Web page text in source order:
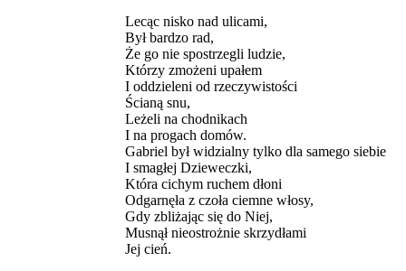
Lecąc nisko nad ulicami,
Był bardzo rad,
Że go nie spostrzegli ludzie,
Którzy zmożeni upałem
I oddzieleni od rzeczywistości
Ścianą snu,
Leżeli na chodnikach
I na progach domów.
Gabriel był widzialny tylko dla samego siebie
I smagłej Dzieweczki,
Która cichym ruchem dłoni
Odgarnęła z czoła ciemne włosy,
Gdy zbliżając się do Niej,
Musnął nieostrożnie skrzydłami
Jej cień.